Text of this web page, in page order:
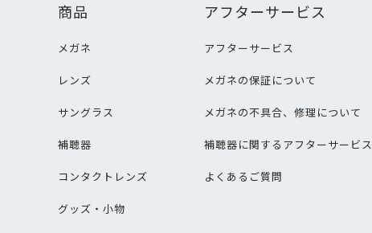
商品
メガネ
レンズ
サングラス
補聴器
コンタクトレンズ
グッズ・小物
アフターサービス
アフターサービス
メガネの保証について
メガネの不具合、修理について
補聴器に関するアフターサービス
よくあるご質問